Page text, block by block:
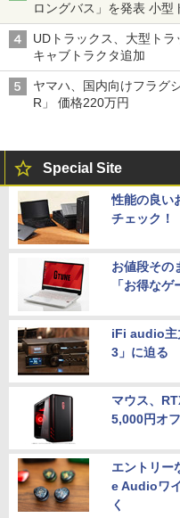
ロングバス」を発表 小型
バス
UDトラックス、大型ト
キャブトラクタ追加
ヤマハ、国内向けフラグ
R」 価格220万円
Special Site
性能の良い
チェック！
お値段その
「お得なゲ
iFi audio主
3」に迫る
マウス、
5,000円オ
エントリー
e Audioワ
く